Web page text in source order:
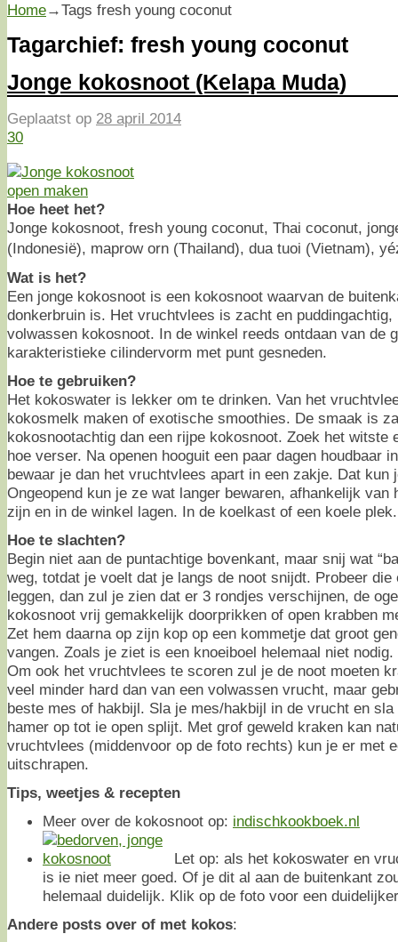
Home→Tags fresh young coconut
Tagarchief: fresh young coconut
Jonge kokosnoot (Kelapa Muda)
Geplaatst op 28 april 2014
30
Hoe heet het?
Jonge kokosnoot, fresh young coconut, Thai coconut,
(Indonesië), maprow orn (Thailand), dua tuoi (Vietnam),
Wat is het?
Een jonge kokosnoot is een kokosnoot waarvan de
donkerbruin is. Het vruchtvlees is zacht en
volwassen kokosnoot. In de winkel reeds ontdaan van de
karakteristieke cilindervorm met punt gesneden.
Hoe te gebruiken?
Het kokoswater is lekker om te drinken. Van het
kokosmelk maken of exotische smoothies. De smaak is
kokosnootachtig dan een rijpe kokosnoot. Zoek het witste
hoe verser. Na openen hooguit een paar dagen houdbaar
bewaar je dan het vruchtvlees apart in een zakje. Dat kun
Ongeopend kun je ze wat langer bewaren, afhankelijk van
zijn en in de winkel lagen. In de koelkast of een koele plek.
Hoe te slachten?
Begin niet aan de puntachtige bovenkant, maar snij wat
weg, totdat je voelt dat je langs de noot snijdt. Probeer die
leggen, dan zul je zien dat er 3 rondjes verschijnen, de
kokosnoot vrij gemakkelijk doorprikken of open krabben
Zet hem daarna op zijn kop op een kommetje dat groot
vangen. Zoals je ziet is een knoeiboel helemaal niet nodig.
Om ook het vruchtvlees te scoren zul je de noot moeten
veel minder hard dan van een volwassen vrucht, maar
beste mes of hakbijl. Sla je mes/hakbijl in de vrucht en
hamer op tot ie open splijt. Met grof geweld kraken kan
vruchtvlees (middenvoor op de foto rechts) kun je er met
uitschrapen.
Tips, weetjes & recepten
Meer over de kokosnoot op: indischkookboek.nl
Let op: als het kokoswater en
is ie niet meer goed. Of je dit al aan de buitenkant
helemaal duidelijk. Klik op de foto voor een
Andere posts over of met kokos: